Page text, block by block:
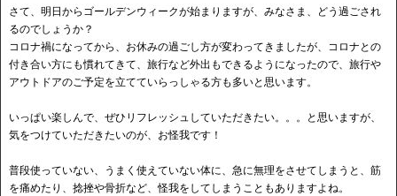
さて、明日からゴールデンウィークが始まりますが、みなさま、どう過ごされ
るのでしょうか？
コロナ禍になってから、お休みの過ごし方が変わってきましたが、コロナとの
付き合い方にも慣れてきて、旅行など外出もできるようになったので、旅行や
アウトドアのご予定を立てていらっしゃる方も多いと思います。
いっぱい楽しんで、ぜひリフレッシュしていただきたい。。。と思いますが、
気をつけていただきたいのが、お怪我です！
普段使っていない、うまく使えていない体に、急に無理をさせてしまうと、筋
を痛めたり、捻挫や骨折など、怪我をしてしまうこともありますよね。